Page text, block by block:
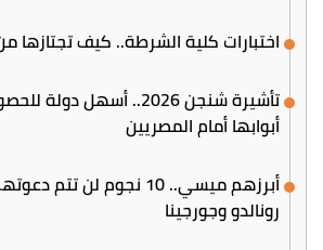
اختبارات كلية الشرطة.. كيف تجتازها
تأشيرة شنجن 2026.. أسهل
أبوابها أمام المصريين
أبرزهم ميسي.. 10 نجوم لن
رونالدو وجورجينا